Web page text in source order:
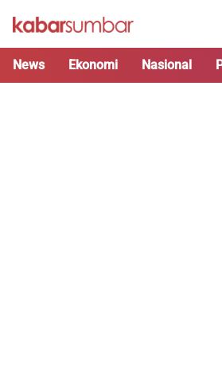
News Ekonomi Nasional